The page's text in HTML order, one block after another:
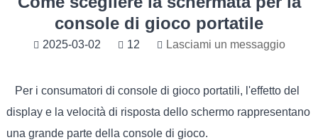
console di gioco portatile
2025-03-02 12 Lasciami un messaggio
Per i consumatori di console di gioco portatili, l'effetto del
display e la velocità di risposta dello schermo rappresentano
una grande parte della console di gioco.